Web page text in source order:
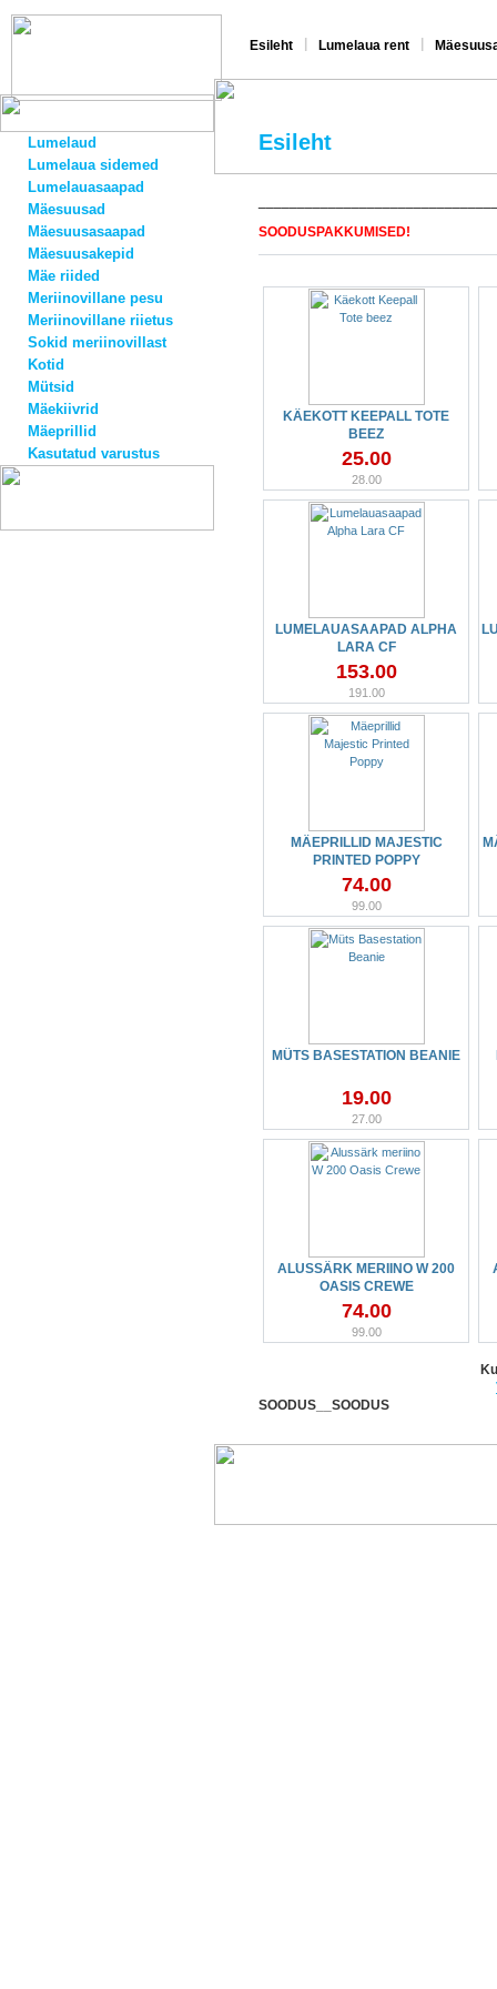
Esileht Lumelaua rent
Lumelaud
Lumelaua sidemed
Lumelauasaapad
Mäesuusad
Mäesuusasaapad
Mäesuusakepid
Mäe riided
Meriinovillane pesu
Meriinovillane riietus
Sokid meriinovillast
Kotid
Mütsid
Mäekiivrid
Mäeprillid
Kasutatud varustus
Esileht
SOODUSPAKKUMISED!
KÄEKOTT KEEPALL TOTE
BEEZ
25.00
28.00
LUMELAUASAAPAD ALPHA
LARA CF
153.00
191.00
MÄEPRILLID MAJESTIC
PRINTED POPPY
74.00
99.00
MÜTS BASESTATION BEANIE
19.00
27.00
ALUSSÄRK MERIINO W 200
OASIS CREWE
74.00
99.00
SOODUS__SOODUS